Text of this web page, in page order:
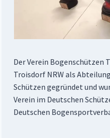
Der Verein Bogenschützen
Troisdorf NRW als
Schützen gegründet und
Verein im Deutschen
Deutschen